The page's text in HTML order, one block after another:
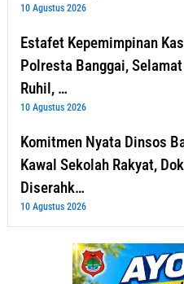
10 Agustus 2026
Estafet Kepemimpinan
Polresta Banggai,
Ruhil, …
10 Agustus 2026
Komitmen Nyata Dinsos
Kawal Sekolah Rakyat,
Diserahk…
10 Agustus 2026